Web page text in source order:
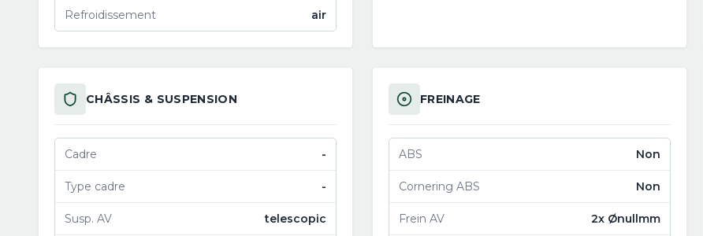
Refroidissement air
CHÂSSIS & SUSPENSION
Cadre -
Type cadre -
Susp. AV telescopic
FREINAGE
ABS Non
Cornering ABS Non
Frein AV 2x Ønullmm